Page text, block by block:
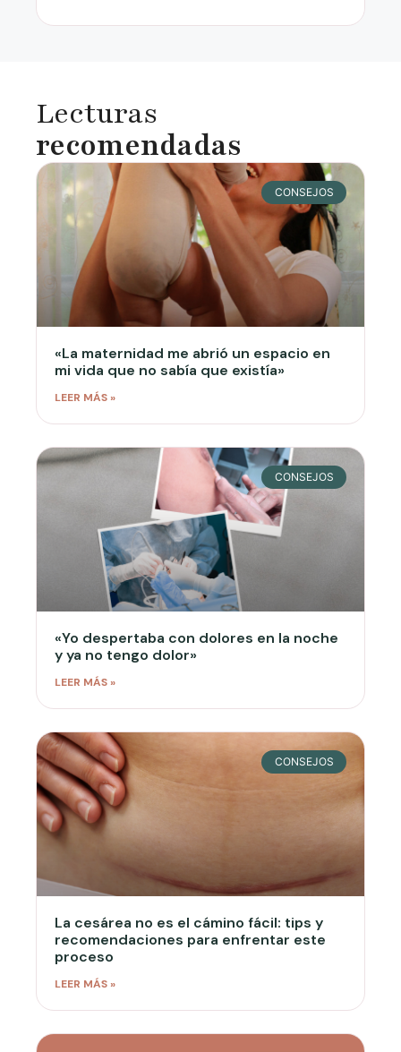
Lecturas
recomendadas
CONSEJOS
«La maternidad me abrió un espacio en
mi vida que no sabía que existía»
LEER MÁS »
CONSEJOS
«Yo despertaba con dolores en la noche
y ya no tengo dolor»
LEER MÁS »
CONSEJOS
La cesárea no es el cámino fácil: tips y
recomendaciones para enfrentar este
proceso
LEER MÁS »